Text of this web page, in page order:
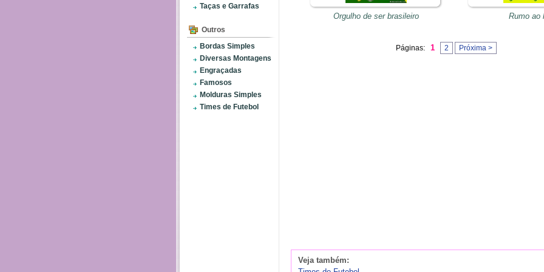
Taças e Garrafas
Outros
Bordas Simples
Diversas Montagens
Engraçadas
Famosos
Molduras Simples
Times de Futebol
Orgulho de ser brasileiro Rumo ao
Páginas: 1 2 Próxima >
Veja também: